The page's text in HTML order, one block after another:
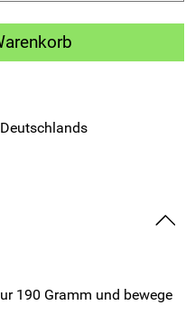
190 Gramm und bewege